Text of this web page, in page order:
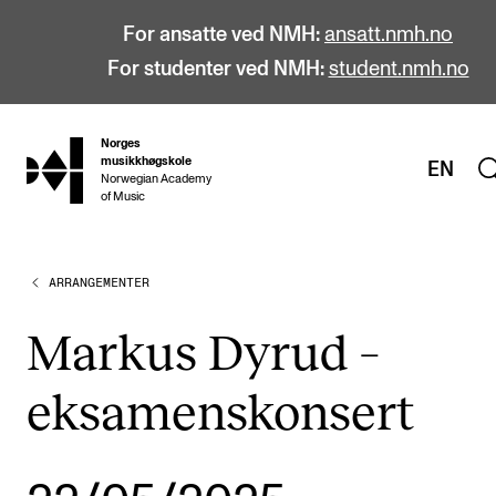
For ansatte ved NMH: ansatt.nmh.no
For studenter ved NMH: student.nmh.no
hjem
Norges
musikkhøgskole
Norwegian Academy
of Music
EN
STUDIER
Bachelor
Master
Årsstudium og videreutdanning
ARRANGEMENTER
Markus Dyrud –
eksamenskonsert